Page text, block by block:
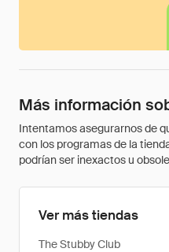
Más información
Intentamos asegurarnos de
con los programas de la
podrían ser inexactos u
Ver más tiendas
The Stubby Club